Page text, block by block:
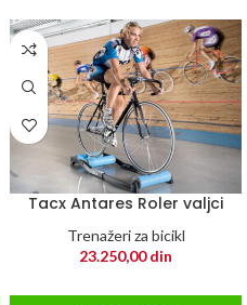
Tacx Antares Roler valjci
Trenažeri za bicikl
23.250,00din